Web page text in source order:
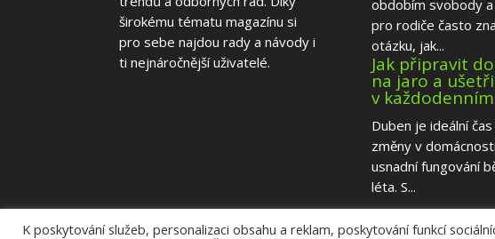
širokému tématu magazínu si
pro sebe najdou rady a návody i
ti nejnáročnější uživatelé.
obdobím svobody
pro rodiče často
otázku, jak...
Jak připravit
na jaro a
v
Duben je ideální
změny v
usnadní fungování
léta. S...
K poskytování služeb, personalizaci obsahu a reklam, poskytování funkcí